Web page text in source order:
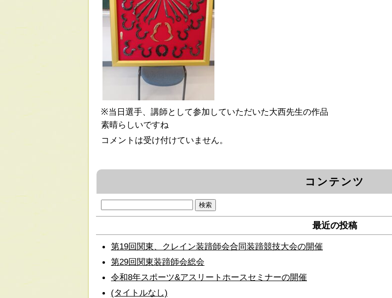
※当日選手、講師として参加していただいた大西先生の作品
素晴らしいですね
コメントは受け付けていません。
コンテンツ
索:
最近の投稿
第19回関東、クレイン装蹄師会合同装蹄競技大会の開催
第29回関東装蹄師会総会
令和8年スポーツ&アスリートホースセミナーの開催
(タイトルなし)